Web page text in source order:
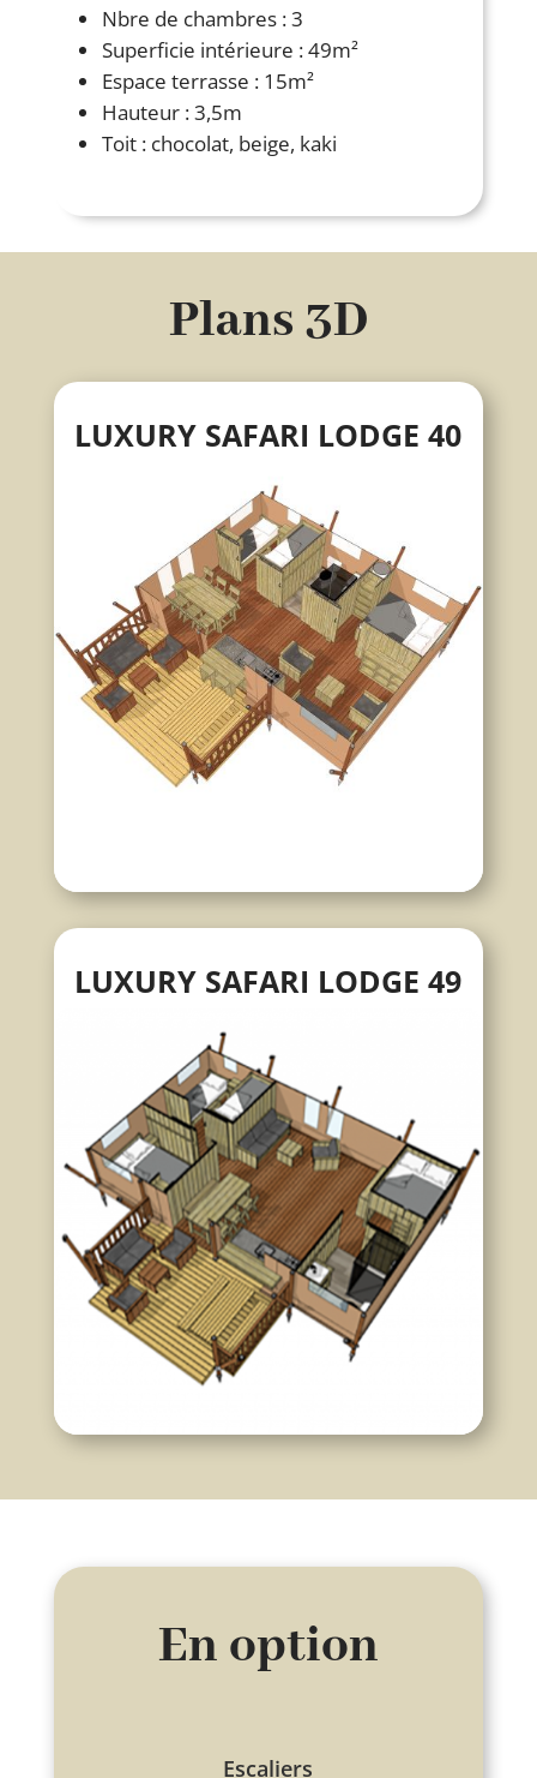
Nbre de chambres : 3
Superficie intérieure : 49m²
Espace terrasse : 15m²
Hauteur : 3,5m
Toit : chocolat, beige, kaki
Plans 3D
LUXURY SAFARI LODGE 40
LUXURY SAFARI LODGE 49
En option
Escaliers